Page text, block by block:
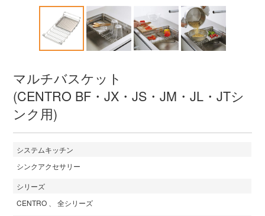
マルチバスケット
(CENTRO BF・JX・JS・JM・JL・JTシ
ンク用)
システムキッチン
シンクアクセサリー
シリーズ
CENTRO
全シリーズ